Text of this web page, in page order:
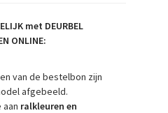
met DEURBEL
ONLINE:
van de bestelbon zijn
afgebeeld.
ralkleuren en